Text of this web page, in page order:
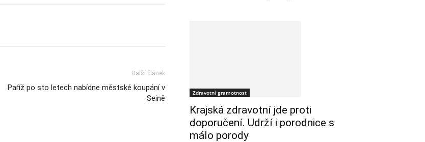
Další článek
Paříž po sto letech nabídne městské koupání v
Seině
Zdravotní gramotnost
Krajská zdravotní jde proti
doporučení. Udrží i porodnice s
málo porody